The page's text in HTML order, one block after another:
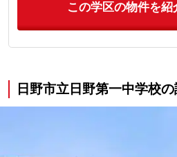
この学区の物件を紹
日野市立日野第一中学校